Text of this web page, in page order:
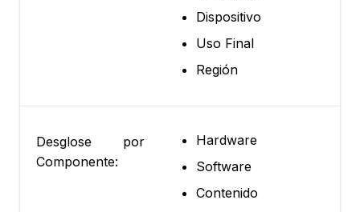
Dispositivo
Uso Final
Región
Desglose por
Componente:
Hardware
Software
Contenido